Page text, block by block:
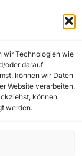
wir Technologien wie
oder darauf
können wir Daten
Website verarbeiten.
können
werden.